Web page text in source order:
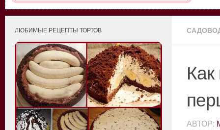
АВТОР:
ЛЮБИМЫЕ РЕЦЕПТЫ ТОРТОВ